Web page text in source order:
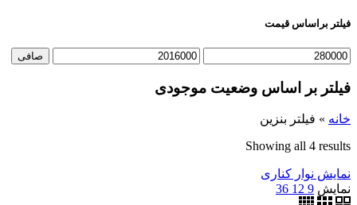
فیلتر براساس قیمت
حداقل
حداكثر
صافی
فیلتر بر اساس وضعیت موجودی
خانه » فیلتر بنزین
Showing all 4 results
نمایش نوار کناری
نمایش 9
12
36